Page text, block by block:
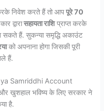
निवेश करते हैं तो आपपूरे 70
द्वारासहायता राशिप्राप्त करके
सकते हैं. सुकन्या समृद्धि अकाउंट
को अपनाना होगा जिसकी पूरी
हैं.
Samriddhi Account
खुशहाल भविष्य के लिए सरकार ने
है.